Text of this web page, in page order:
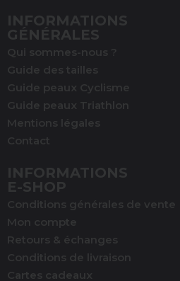
INFORMATIONS
GÉNÉRALES
Qui sommes-nous ?
Guide des tailles
Guide peaux Cyclisme
Guide peaux Triathlon
Mentions légales
Contact
INFORMATIONS
E-SHOP
Conditions générales de vente
Mon compte
Retours & échanges
Conditions de livraison
Cartes cadeaux